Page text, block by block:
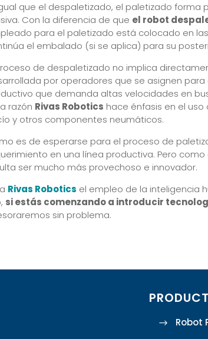
que el despaletizado, el paletizado
Con la diferencia de que el robot
para el paletizado está colocado en
el embalado (si se aplica) para su
de despaletizado no implica
por operadores que se asignen
que demanda altas velocidades en
razón Rivas Robotics hace énfasis en el
y otros componentes neumáticos.
es de esperarse para el proceso de
en una línea productiva. Pero
ser mucho más provechoso e innovador.
Rivas Robotics el empleo de la inteligencia
si estás comenzando a introducir
sin problema.
Robot